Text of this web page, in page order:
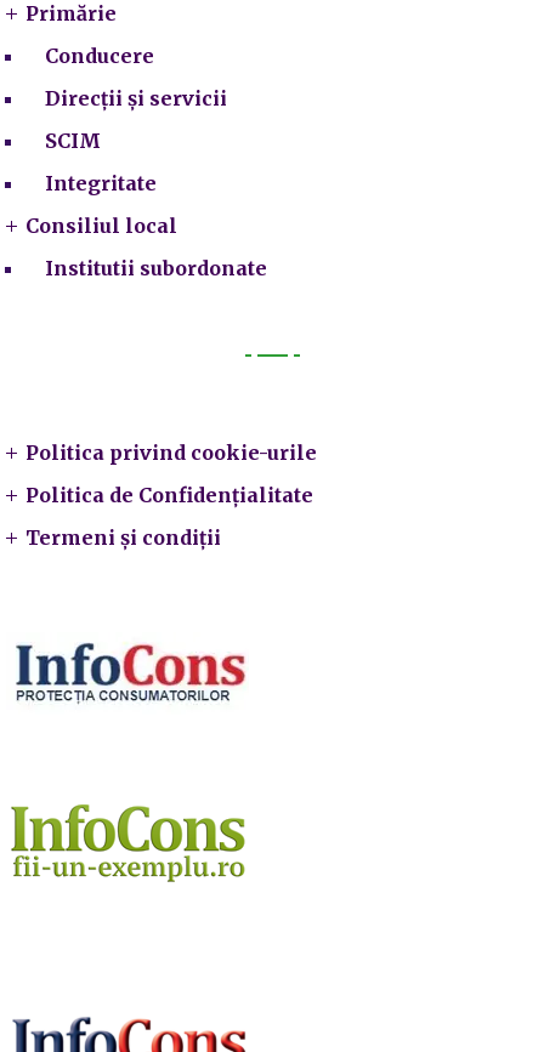
Primărie
Conducere
Direcții și servicii
SCIM
Integritate
Consiliul local
Institutii subordonate
Politica privind cookie-urile
Politica de Confidențialitate
Termeni și condiții